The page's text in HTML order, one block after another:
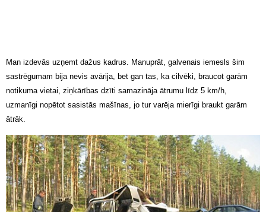
Man izdevās uzņemt dažus kadrus. Manuprāt, galvenais iemesls šim
sastrēgumam bija nevis avārija, bet gan tas, ka cilvēki, braucot garām
notikuma vietai, ziņkārības dzīti samazināja ātrumu līdz 5 km/h,
uzmanīgi nopētot sasistās mašīnas, jo tur varēja mierīgi braukt garām
ātrāk.